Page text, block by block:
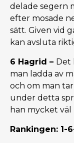
delade segern
efter mosade
sätt. Given vid
kan avsluta
6 Hagrid – Det
man ladda av
och om man
under detta
han mycket väl
Rankingen: 1-